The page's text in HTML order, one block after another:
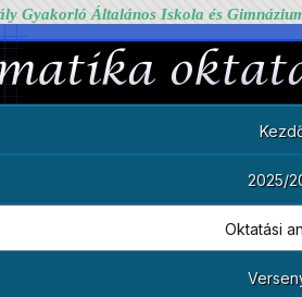
Gyakorló Általános Iskola és
2025/
Oktatási